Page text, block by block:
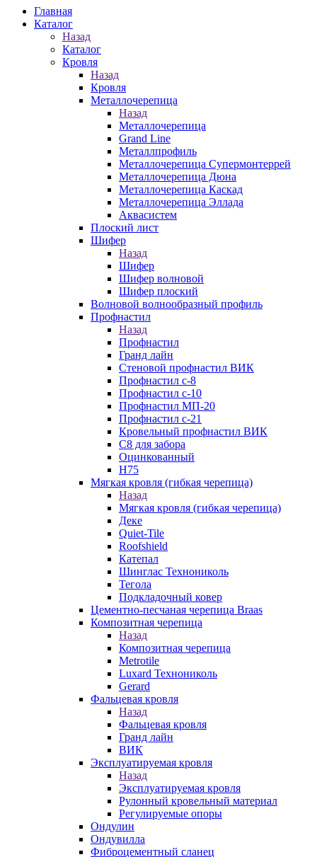
Главная
Каталог
Назад
Каталог
Кровля
Назад
Кровля
Металлочерепица
Назад
Металлочерепица
Grand Line
Металлпрофиль
Металлочерепица Супермонтеррей
Металлочерепица Дюна
Металлочерепица Каскад
Металлочерепица Эллада
Аквасистем
Плоский лист
Шифер
Назад
Шифер
Шифер волновой
Шифер плоский
Волновой волнообразный профиль
Профнастил
Назад
Профнастил
Гранд лайн
Стеновой профнастил ВИК
Профнастил с-8
Профнастил с-10
Профнастил МП-20
Профнастил с-21
Кровельный профнастил ВИК
С8 для забора
Оцинкованный
Н75
Мягкая кровля (гибкая черепица)
Назад
Мягкая кровля (гибкая черепица)
Деке
Quiet-Tile
Roofshield
Катепал
Шинглас Технониколь
Тегола
Подкладочный ковер
Цементно-песчаная черепица Braas
Композитная черепица
Назад
Композитная черепица
Metrotile
Luxard Технониколь
Gerard
Фальцевая кровля
Назад
Фальцевая кровля
Гранд лайн
ВИК
Эксплуатируемая кровля
Назад
Эксплуатируемая кровля
Рулонный кровельный материал
Регулируемые опоры
Ондулин
Ондувилла
Фиброцементный сланец